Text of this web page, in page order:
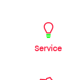
Service